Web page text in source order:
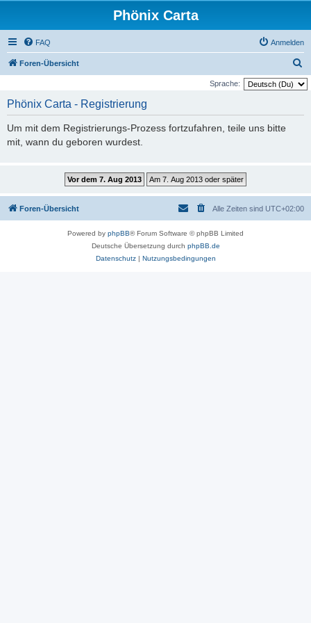
Phönix Carta
FAQ Anmelden
Foren-Übersicht
u
Sprache:
Phönix Carta - Registrierung
Um mit dem Registrierungs-Prozess fortzufahren, teile uns bitte
mit, wann du geboren wurdest.
Foren-Übersicht Alle Zeiten sind UTC+02:00
Powered by phpBB® Forum Software © phpBB Limited
Deutsche Übersetzung durch phpBB.de
Datenschutz| Nutzungsbedingungen